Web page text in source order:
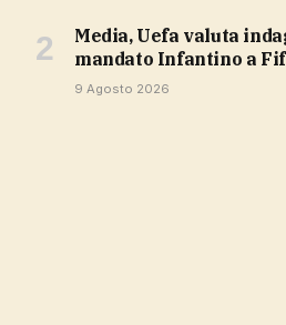
Media, Uefa valuta indagine su intero
mandato Infantino a
9 Agosto 2026